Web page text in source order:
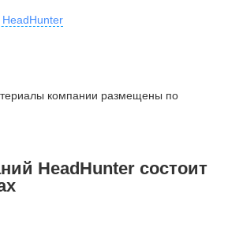
Тверской,компании размещены по
HeadHunter состоит